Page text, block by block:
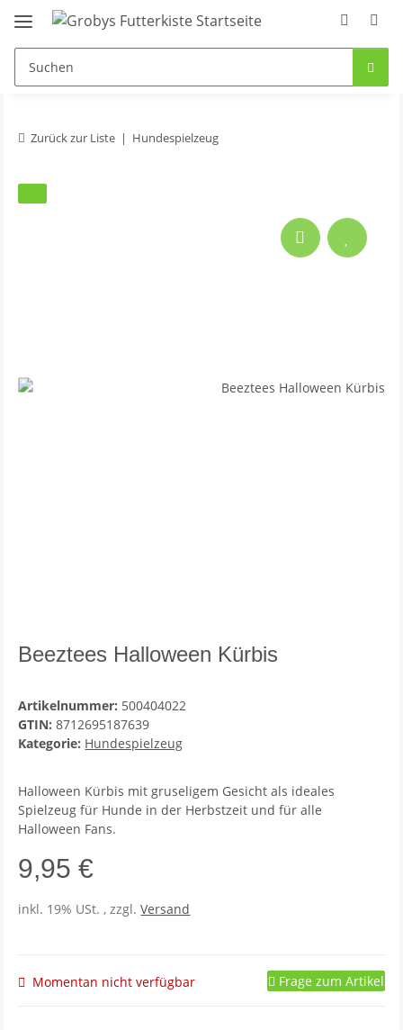
Zurück zur Liste Hundespielzeug
Beeztees Halloween Kürbis
Artikelnummer: 500404022
GTIN: 8712695187639
Kategorie: Hundespielzeug
Halloween Kürbis mit gruseligem Gesicht als ideales
Spielzeug für Hunde in der Herbstzeit und für alle
Halloween Fans.
9,95 €
inkl. 19% USt. , zzgl.Versand
Momentan nicht verfügbar Frage zum Artikel